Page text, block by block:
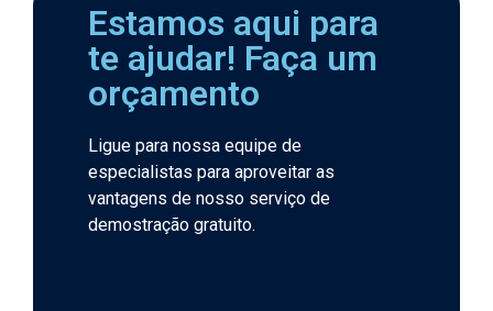
Estamos aqui para
te ajudar! Faça um
orçamento​
Ligue para nossa equipe de
especialistas para aproveitar as
vantagens de nosso serviço de
demostração gratuito.